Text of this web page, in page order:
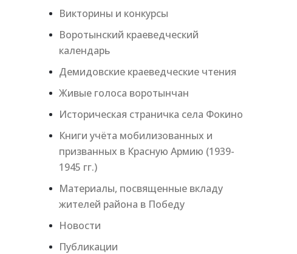
Викторины и конкурсы
Воротынский краеведческий
календарь
Демидовские краеведческие чтения
Живые голоса воротынчан
Историческая страничка села Фокино
Книги учёта мобилизованных и
призванных в Красную Армию (1939-
1945 гг.)
Материалы, посвященные вкладу
жителей района в Победу
Новости
Публикации